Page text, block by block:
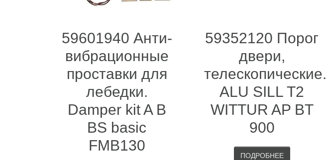
59601940 Анти-
вибрационные
проставки для
лебедки.
Damper kit A B
BS basic
FMB130
59352120 Порог
двери,
телескопические.
ALU SILL T2
WITTUR AP BT
900
ПОДРОБНЕЕ